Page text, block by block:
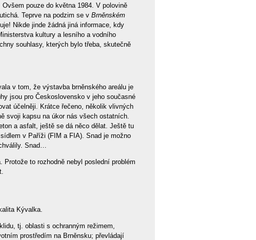
pouze do května 1984. V polovině
Teprve na podzim se v Brněnském
Nikde jinde žádná jiná informace, kdy
kultury a lesního a vodního
souhlasy, kterých bylo třeba, skutečně
v tom, že výstavba brněnského areálu je
jsou pro Československo v jeho současné
účelněji. Krátce řečeno, několik vlivných
svoji kapsu na úkor nás všech ostatních.
a asfalt, ještě se dá něco dělat. Ještě tu
v Paříži (FIM a FIA). Snad je možno
Snad…
to rozhodně nebyl poslední problém
Kývalka.
tj. oblasti s ochranným režimem,
prostředím na Brněnsku; převládají